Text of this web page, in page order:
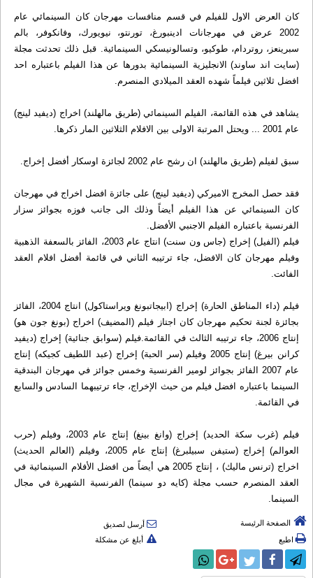
كان العرض الاول للفيلم في قسم منافسات مهرجان كان السينمائي عام
2002 عرض في مهرجانات ادينبورغ، تورنتو، نيويورك، وفانكوفر، بالم
سبرينعز، روتردام، طوكيو، وتسالونيسكي السينمائية. قبل ذلك تحدثت مجلة
(سايت اند ساوند) الانجليزية السينمائية بدورها عن هذا الفيلم باعتباره احد
افضل ثلاثين فيلماً شهده العقد الميلادي المنصرم.
يشاهد في هذه القائمة، الفيلم السينمائي (طريق مالهلند) اخراج (ديفيد لينج)
عام 2001 ... ويحتل المرتبة الاولى بين الافلام الثلاثين المار ذكرها.
سبق لفيلم (طريق مالهلند) ان رشح عام 2002 لجائزة اوسكار أفضل إخراج.
فقد حصل المخرج الاميركي (ديفيد لينج) على جائزة افضل اخراج في مهرجان
كان السينمائي عن هذا الفيلم أيضاً وذلك الى جانب فوزه بجوائز سزار
الفرنسية باعتباره الفيلم الاجنبي الأفضل.
فيلم (الفيل) إخراج (جاس ون سنت) انتاج عام 2003، الفائز بالسعفة الذهبية
وفيلم مهرجان كان الافضل، جاء ترتيبه الثاني في قائمة أفضل افلام العقد
الفائت.
فيلم (داء المناطق الحارة) إخراج (ابيجاتبونغ ويراستاكول) انتاج 2004، الفائز
بجائزة لجنة تحكيم مهرجان كان اجتاز فيلم (المضيف) اخراج (بونغ جون هو)
إنتاج 2006، جاء ترتيبه الثالث في القائمة.فيلم (سوابق جنائية) إخراج (ديفيد
كرانن بيرغ) إنتاج 2005 وفيلم (سر الحبة) إخراج (عبد اللطيف كجيكه) إنتاج
عام 2007 الفائز بجوائز لومير الفرنسية وخمس جوائز في مهرجان البندقية
السينما باعتباره افضل فيلم من حيث الإخراج، جاء ترتيبهما السادس والسابع
في القائمة.
فيلم (غرب سكة الحديد) إخراج (وانغ بينغ) إنتاج عام 2003، وفيلم (حرب
العوالم) إخراج (ستيفن سبيلبرغ) إنتاج عام 2005، وفيلم (العالم الحديث)
اخراج (ترنس ماليك) ، إنتاج 2005 هي أيضاً من افضل الأفلام السينمائية في
العقد المنصرم حسب مجلة (كايه دو سينما) الفرنسية الشهيرة في مجال
السينما.
الصفحة الرئيسة
أرسل لصديق
اطبع
أبلغ عن مشكلة